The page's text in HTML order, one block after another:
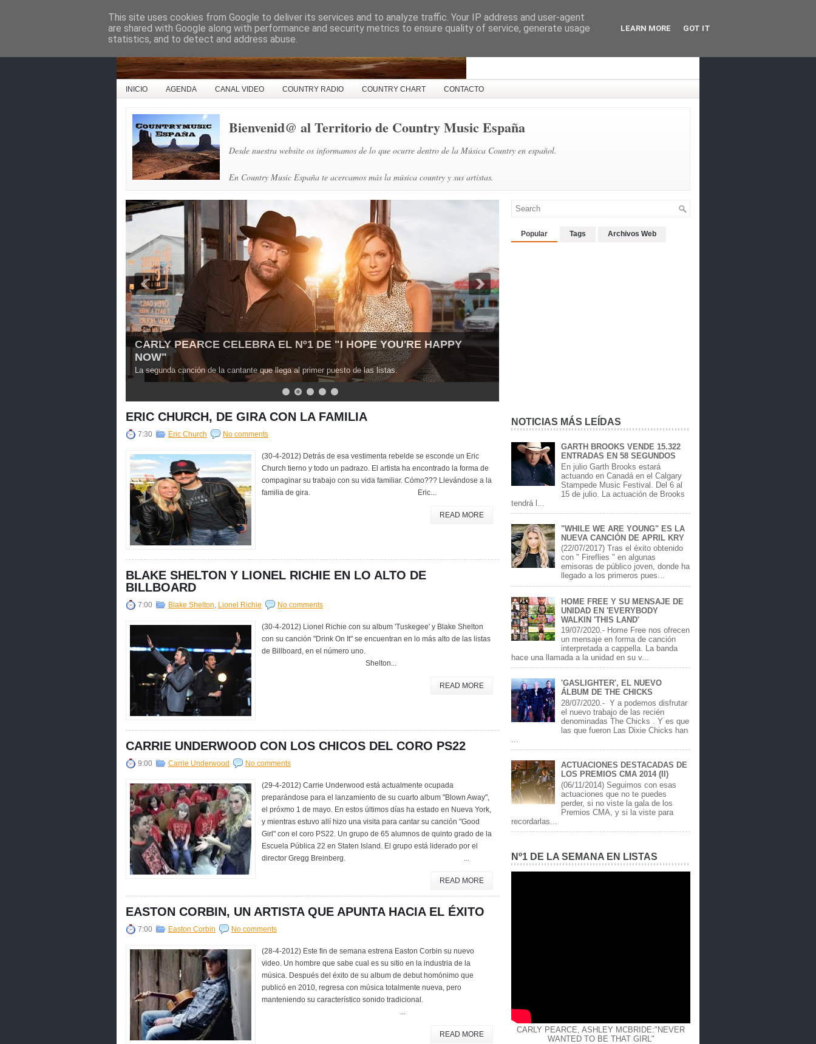
Country Music España
INICIO AGENDA CANAL VIDEO COUNTRY RADIO COUNTRY CHART CONTACTO
Bienvenid@ al Territorio de Country Music España
Desde nuestra website os informamos de lo que ocurre dentro de la Música Country en español.
En Country Music España te acercamos más la música country y sus artistas.
CARLY PEARCE CELEBRA EL Nº1 DE "I HOPE YOU'RE HAPPY
NOW"
La segunda canción de la cantante que llega al primer puesto de las listas.
ERIC CHURCH, DE GIRA CON LA FAMILIA
7:30 Eric Church No comments
(30-4-2012) Detrás de esa vestimenta rebelde se esconde un Eric
Church tierno y todo un padrazo. El artista ha encontrado la forma de
compaginar su trabajo con su vida familiar. Cómo??? Llevándose a la
familia de gira. Eric...
READ MORE
BLAKE SHELTON Y LIONEL RICHIE EN LO ALTO DE
BILLBOARD
7:00 Blake Shelton, Lionel Richie No comments
(30-4-2012) Lionel Richie con su album 'Tuskegee' y Blake Shelton
con su canción "Drink On It" se encuentran en lo más alto de las listas
de Billboard, en el número uno.
Shelton...
READ MORE
CARRIE UNDERWOOD CON LOS CHICOS DEL CORO PS22
9:00 Carrie Underwood No comments
(29-4-2012) Carrie Underwood está actualmente ocupada
preparándose para el lanzamiento de su cuarto album "Blown Away",
el próxmo 1 de mayo. En estos últimos días ha estado en Nueva York,
y mientras estuvo allí hizo una visita para cantar su canción "Good
Girl" con el coro PS22. Un grupo de 65 alumnos de quinto grado de la
Escuela Pública 22 en Staten Island. El grupo está liderado por el
director Gregg Breinberg. ...
READ MORE
EASTON CORBIN, UN ARTISTA QUE APUNTA HACIA EL ÉXITO
7:00 Easton Corbin No comments
(28-4-2012) Este fin de semana estrena Easton Corbin su nuevo
video. Un hombre que sabe cual es su sitio en la industria de la
música. Después del éxito de su album de debut homónimo que
publicó en 2010, regresa con música totalmente nueva, pero
manteniendo su característico sonido tradicional.
...
READ MORE
Popular Tags Archivos Web
NOTICIAS MÁS LEÍDAS
GARTH BROOKS VENDE 15.322
ENTRADAS EN 58 SEGUNDOS
En julio Garth Brooks estará
actuando en Canadá en el Calgary
Stampede Music Festival. Del 6 al
15 de julio. La actuación de Brooks
tendrá l...
"WHILE WE ARE YOUNG" ES LA
NUEVA CANCIÓN DE APRIL KRY
(22/07/2017) Tras el éxito obtenido
con " Fireflies " en algunas
emisoras de público joven, donde ha
llegado a los primeros pues...
HOME FREE Y SU MENSAJE DE
UNIDAD EN 'EVERYBODY
WALKIN 'THIS LAND'
19/07/2020.- Home Free nos ofrecen
un mensaje en forma de canción
interpretada a cappella. La banda
hace una llamada a la unidad en su v...
'GASLIGHTER', EL NUEVO
ÁLBUM DE THE CHICKS
28/07/2020.- Y a podemos disfrutar
el nuevo trabajo de las recién
denominadas The Chicks . Y es que
las que fueron Las Dixie Chicks han
...
ACTUACIONES DESTACADAS DE
LOS PREMIOS CMA 2014 (II)
(06/11/2014) Seguimos con esas
actuaciones que no te puedes
perder, si no viste la gala de los
Premios CMA, y si la viste para
recordarlas...
Nº1 DE LA SEMANA EN LISTAS
CARLY PEARCE, ASHLEY MCBRIDE:"NEVER
WANTED TO BE THAT GIRL"
This site uses cookies from Google to deliver its services and to analyze traffic. Your IP address and user-agent
are shared with Google along with performance and security metrics to ensure quality of service, generate usage
statistics, and to detect and address abuse.
LEARN MORE GOT IT